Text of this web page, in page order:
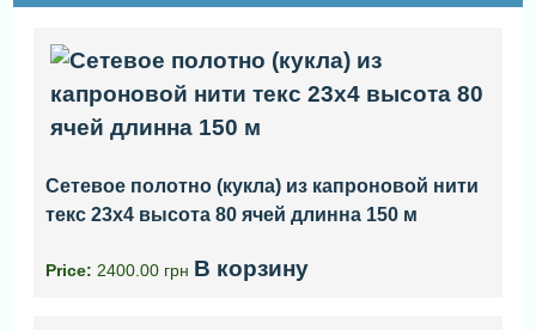
Сетевое полотно (кукла) из капроновой нити
текс 23x4 высота 80 ячей длинна 150 м
Price: 2400.00 грн В корзину